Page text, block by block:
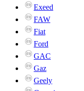
Exeed
FAW
Fiat
Ford
GAC
Gaz
Geely